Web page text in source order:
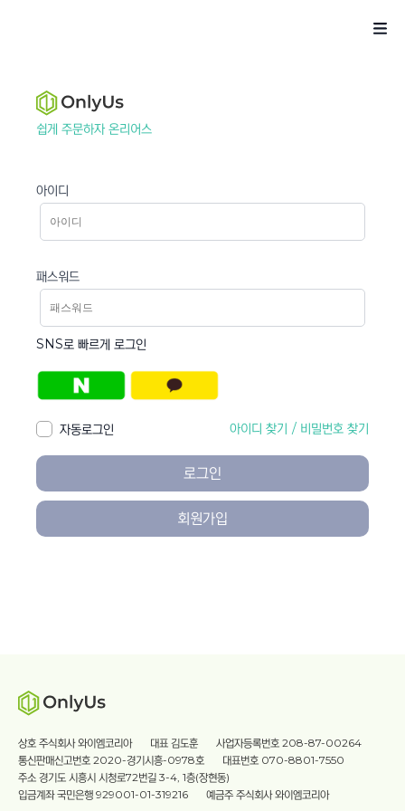
쉽게 주문하자 온리어스
아이디
패스워드
SNS로 빠르게 로그인
자동로그인 아이디 찾기 / 비밀번호 찾기
로그인
회원가입
상호 주식회사 와이엠코리아 대표 김도훈
사업자등록번호 208-87-00264
통신판매신고번호 2020-경기시흥-0978호
대표번호 070-8801-7550
주소 경기도 시흥시 시청로72번길 3-4, 1층(장현동)
입금계좌 국민은행 929001-01-319216
예금주 주식회사 와이엠코리아